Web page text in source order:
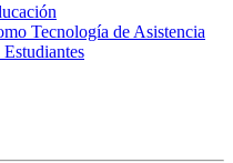
Tecnología de Asistencia